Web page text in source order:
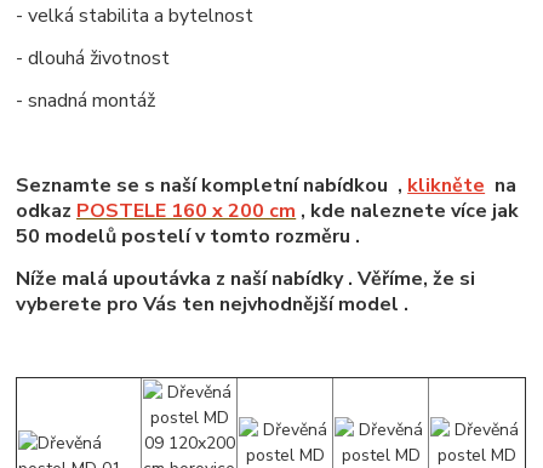
- velká stabilita a bytelnost
- dlouhá životnost
- snadná montáž
Seznamte se s naší kompletní nabídkou , klikněte na
odkaz POSTELE 160 x 200 cm , kde naleznete více jak
50 modelů postelí v tomto rozměru .
Níže malá upoutávka z naší nabídky . Věříme, že si
vyberete pro Vás ten nejvhodnější model .